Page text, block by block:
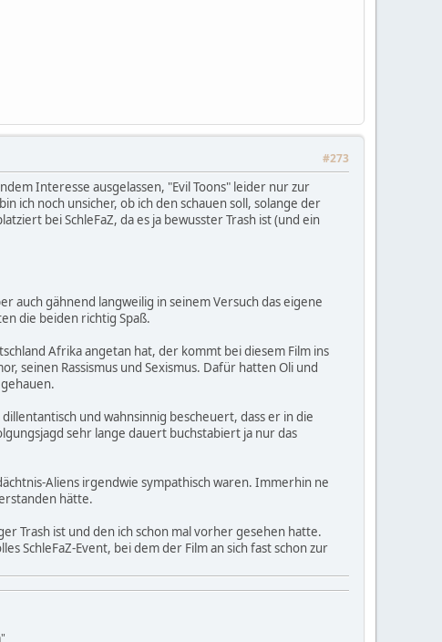
#273
Interesse ausgelassen, "Evil Toons" leider nur zur
ich noch unsicher, ob ich den schauen soll, solange der
bei SchleFaZ, da es ja bewusster Trash ist (und ein
auch gähnend langweilig in seinem Versuch das eigene
die beiden richtig Spaß.
Afrika angetan hat, der kommt bei diesem Film ins
seinen Rassismus und Sexismus. Dafür hatten Oli und
und wahnsinnig bescheuert, dass er in die
sehr lange dauert buchstabiert ja nur das
Aliens irgendwie sympathisch waren. Immerhin ne
hätte.
Trash ist und den ich schon mal vorher gesehen hatte.
SchleFaZ-Event, bei dem der Film an sich fast schon zur